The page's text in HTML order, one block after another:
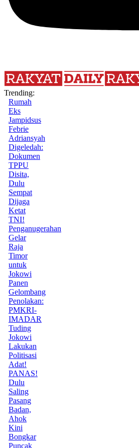
Trending:
Rumah
Eks
Jampidsus
Febrie
Adriansyah
Digeledah:
Dokumen
TPPU
Disita,
Dulu
Sempat
Dijaga
Ketat
TNI!
Penganugerahan
Gelar
Raja
Timor
untuk
Jokowi
Panen
Gelombang
Penolakan:
PMKRI-
IMADAR
Tuding
Jokowi
Lakukan
Politisasi
Adat!
PANAS!
Dulu
Saling
Pasang
Badan,
Ahok
Kini
Bongkar
Puncak